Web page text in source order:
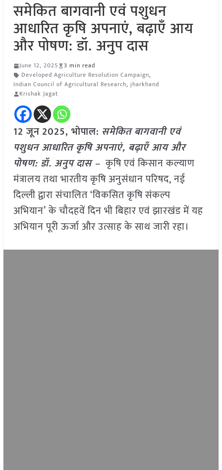
समेकित बागवानी एवं पशुधन
आधारित कृषि अपनाएं, बढ़ाएँ आय
और पोषण: डॉ. अनुप दास
June 12, 2025
3 min read
Developed Agriculture Resolution Campaign,
Indian Council of Agricultural Research, jharkhand
Krishak Jagat
12 जून 2025, भोपाल: समेकित बागवानी एवं
पशुधन आधारित कृषि अपनाएं, बढ़ाएँ आय और
पोषण: डॉ. अनुप दास – कृषि एवं किसान कल्याण
मंत्रालय तथा भारतीय कृषि अनुसंधान परिषद, नई
दिल्ली द्वारा संचालित ‘विकसित कृषि संकल्प
अभियान’ के चौदहवें दिन भी बिहार एवं झारखंड में यह
अभियान पूरी ऊर्जा और उत्साह के साथ जारी रहा।